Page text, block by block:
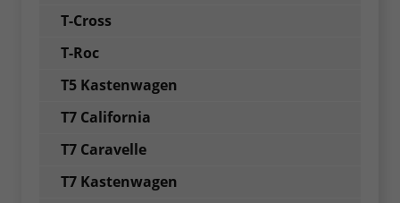
T-Cross
T-Roc
T5 Kastenwagen
T7 California
T7 Caravelle
T7 Kastenwagen